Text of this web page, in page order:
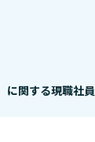
に関する現職社